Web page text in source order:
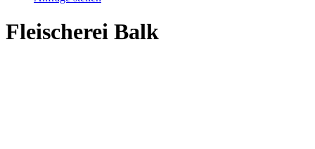
Fleischerei Balk